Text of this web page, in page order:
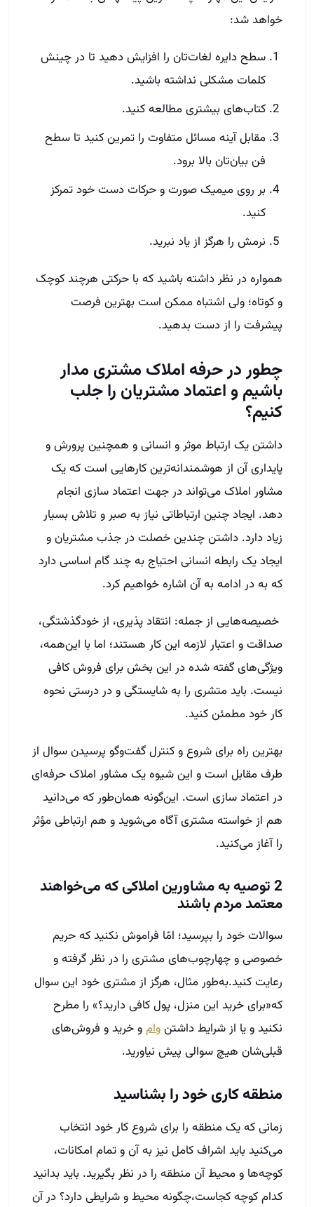
خواهد شد:
سطح دایره لغات‌تان را افزایش دهید تا در چینش
کلمات مشکلی نداشته باشید.
کتاب‌های بیشتری مطالعه کنید.
مقابل آینه مسائل متفاوت را تمرین کنید تا سطح
فن‌ بیان‌تان بالا برود.
بر روی میمیک صورت و حرکات دست خود تمرکز
کنید.
نرمش را هرگز از یاد نبرید.
همواره در نظر داشته باشید که با حرکتی هرچند کوچک
و کوتاه؛ ولی اشتباه ممکن است بهترین فرصت
پیشرفت را از دست بدهید.
چطور در حرفه املاک مشتری مدار
باشیم و اعتماد مشتریان را جلب
کنیم؟
داشتن یک ارتباط موثر و انسانی و همچنین پرورش و
پایداری آن از هوشمندانه‌ترین کارهایی است که یک
مشاور املاک می‌تواند در جهت اعتماد سازی انجام
دهد. ایجاد چنین ارتباطاتی نیاز به صبر و تلاش بسیار
زیاد دارد. داشتن چندین خصلت در جذب مشتریان و
ایجاد یک رابطه انسانی احتیاج به چند گام اساسی دارد
که به در ادامه به آن اشاره خواهیم کرد.
خصیصه‌هایی از جمله: انتقاد پذیری، از خودگذشتگی،
صداقت و اعتبار لازمه این کار هستند؛ اما با این‌همه،
ویژگی‌های گفته شده در این بخش برای فروش کافی
نیست. باید متشری را به شایستگی و در درستی نحوه
کار خود مطمئن کنید.
بهترین راه برای شروع و کنترل گفت‌وگو پرسیدن سوال از
طرف مقابل است و این شیوه یک مشاور املاک حرفه‌ای
در اعتماد سازی است. این‌گونه همان‌طور که می‌دانید
هم از خواسته مشتری آگاه می‌شوید و هم ارتباطی مؤثر
را آغاز می‌کنید.
2 توصیه به مشاورین املاکی که می‌خواهند
معتمد مردم باشند
سوالات خود را بپرسید؛ امّا فراموش نکنید که حریم
خصوصی و چهارچوب‌های مشتری را در نظر گرفته و
رعایت کنید.به‌طور مثال، هرگز از مشتری خود این سوال
که«برای خرید این منزل، پول کافی دارید؟» را مطرح
نکنید و یا از شرایط داشتنوامو خرید و فروش‌های
قبلی‌شان هیچ سوالی پیش نیاورید.
منطقه کاری خود را بشناسید
زمانی که یک منطقه را برای شروع کار خود انتخاب
می‌کنید باید اشراف کامل نیز به آن و تمام امکانات،
کوچه‌ها و محیط آن منطقه را در نظر بگیرید. باید بدانید
کدام کوچه کجاست،چگونه محیط و شرایطی دارد؟ در آن